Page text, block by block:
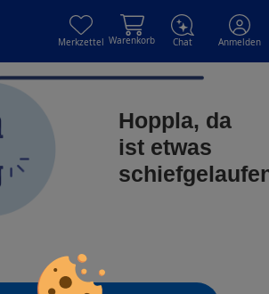
Merkzettel Warenkorb Chat Anmelden
Hoppla, da
ist etwas